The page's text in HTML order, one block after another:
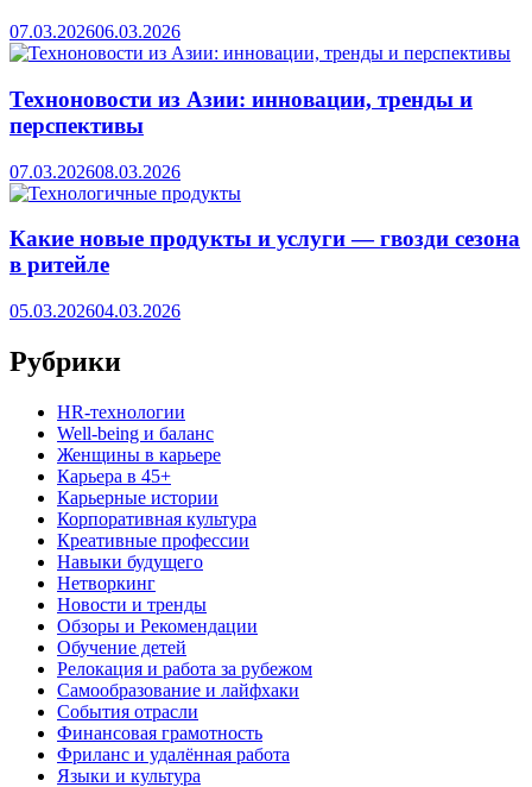
07.03.202606.03.2026
Техноновости из Азии: инновации, тренды и
перспективы
07.03.202608.03.2026
Какие новые продукты и услуги — гвозди сезона
в ритейле
05.03.202604.03.2026
Рубрики
HR‑технологии
Well-being и баланс
Женщины в карьере
Карьера в 45+
Карьерные истории
Корпоративная культура
Креативные профессии
Навыки будущего
Нетворкинг
Новости и тренды
Обзоры и Рекомендации
Обучение детей
Релокация и работа за рубежом
Самообразование и лайфхаки
События отрасли
Финансовая грамотность
Фриланс и удалённая работа
Языки и культура